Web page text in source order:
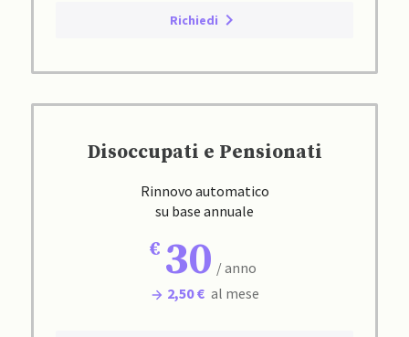
Richiedi
Disoccupati e Pensionati
Rinnovo automatico
su base annuale
30 / anno
2,50 € al mese